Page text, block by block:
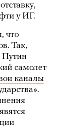
у ИГ.
что
Так,
самолет
каналы